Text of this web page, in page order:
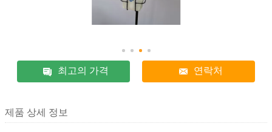
최고의 가격 연락처
제품 상세 정보